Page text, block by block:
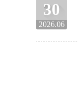
30
2026.06